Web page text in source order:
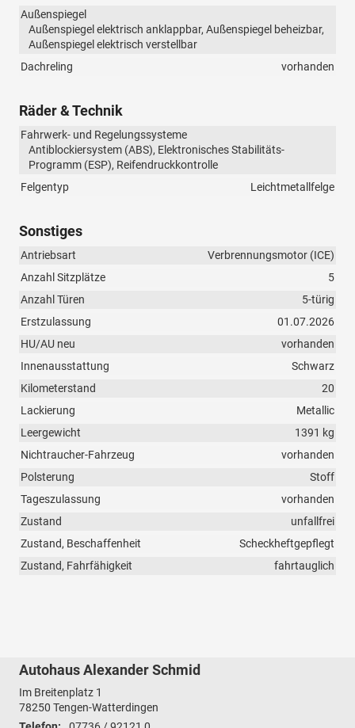
Außenspiegel
Außenspiegel elektrisch anklappbar, Außenspiegel beheizbar,
Außenspiegel elektrisch verstellbar
Dachreling
vorhanden
Räder & Technik
Fahrwerk- und Regelungssysteme
Antiblockiersystem (ABS), Elektronisches Stabilitäts-
Programm (ESP), Reifendruckkontrolle
Felgentyp
Leichtmetallfelge
Sonstiges
Antriebsart
Verbrennungsmotor (ICE)
Anzahl Sitzplätze
5
Anzahl Türen
5-türig
Erstzulassung
01.07.2026
HU/AU neu
vorhanden
Innenausstattung
Schwarz
Kilometerstand
20
Lackierung
Metallic
Leergewicht
1391 kg
Nichtraucher-Fahrzeug
vorhanden
Polsterung
Stoff
Tageszulassung
vorhanden
Zustand
unfallfrei
Zustand, Beschaffenheit
Scheckheftgepflegt
Zustand, Fahrfähigkeit
fahrtauglich
Autohaus Alexander Schmid
Im Breitenplatz 1
78250 Tengen-Watterdingen